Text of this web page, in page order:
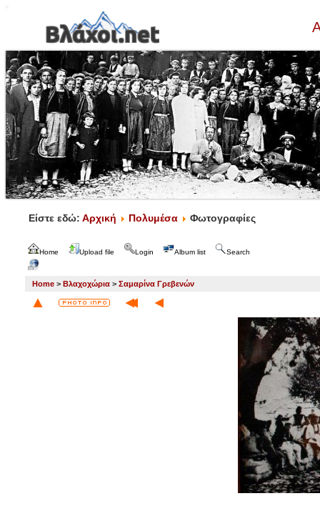
Είστε εδώ: Αρχική Πολυμέσα Φωτογραφίες
Home Upload file Login Album list Search
Home > Βλαχοχώρια > Σαμαρίνα Γρεβενών